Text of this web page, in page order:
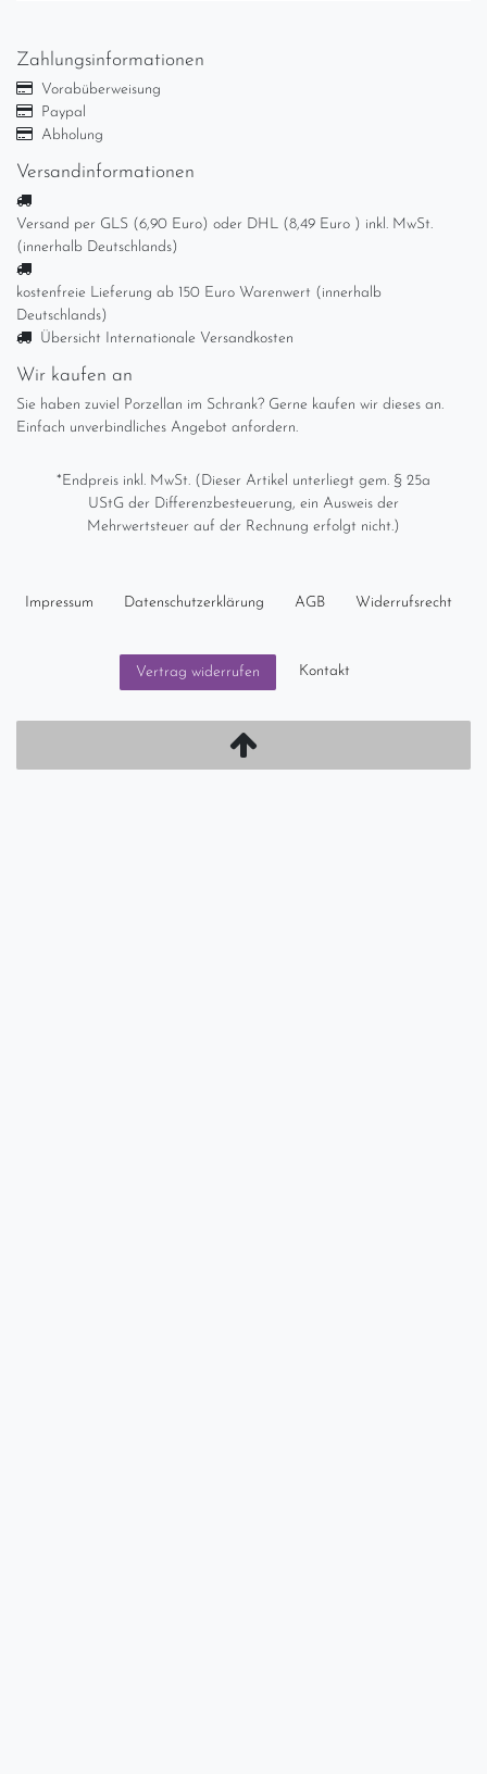
Zahlungsinformationen
Vorabüberweisung
Paypal
Abholung
Versandinformationen
Versand per GLS (6,90 Euro) oder DHL (8,49 Euro ) inkl. MwSt.
(innerhalb Deutschlands)
kostenfreie Lieferung ab 150 Euro Warenwert (innerhalb
Deutschlands)
Übersicht Internationale Versandkosten
Wir kaufen an
Sie haben zuviel Porzellan im Schrank? Gerne kaufen wir dieses an.
Einfach unverbindliches Angebot anfordern.
*Endpreis inkl. MwSt. (Dieser Artikel unterliegt gem. § 25a
UStG der Differenzbesteuerung, ein Ausweis der
Mehrwertsteuer auf der Rechnung erfolgt nicht.)
Impressum Daten­schutz­erklärung AGB Widerrufs­recht
Vertrag widerrufen Kontakt